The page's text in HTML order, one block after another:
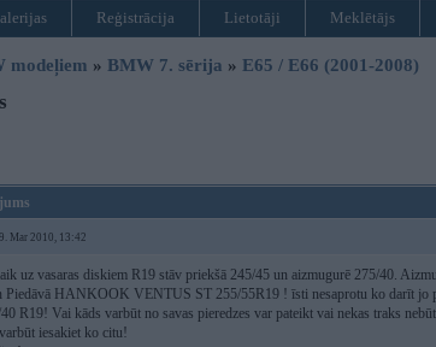
Reģistrācija Lietotāji Meklētājs
modeļiem » BMW 7. sērija » E65 / E66 (2001-2008)
Mar 2010, 13:42
uz vasaras diskiem R19 stāv priekšā 245/45 un aizmugurē 275/40.
Piedāvā HANKOOK VENTUS ST 255/55R19 ! īsti nesaprotu ko darīt jo
R19! Vai kāds varbūt no savas pieredzes var pateikt vai nekas traks
iesakiet ko citu!